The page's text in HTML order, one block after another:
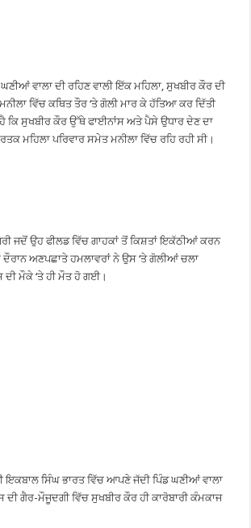
ਵਾਲਾ ਦੀ ਰਹਿਣ ਵਾਲੀ ਇੱਕ ਮਹਿਲਾ, ਸੁਖਬੀਰ ਕੌਰ ਦੀ
ਵਿੱਚ ਕਥਿਤ ਤੌਰ ‘ਤੇ ਗੋਲੀ ਮਾਰ ਕੇ ਹੱਤਿਆ ਕਰ ਦਿੱਤੀ
ਕਿ ਸੁਖਬੀਰ ਕੌਰ ਉੱਥੇ ਫਾਈਨਾਂਸ ਅਤੇ ਪੈਸੇ ਉਧਾਰ ਦੇਣ ਦਾ
ਮਹਿਲਾ ਪਰਿਵਾਰ ਸਮੇਤ ਮਨੀਲਾ ਵਿੱਚ ਰਹਿ ਰਹੀ ਸੀ।
ਜਦੋਂ ਉਹ ਫੀਲਡ ਵਿੱਚ ਗਾਹਕਾਂ ਤੋਂ ਕਿਸ਼ਤਾਂ ਇਕੱਠੀਆਂ ਕਰਨ
ਅਣਪਛਾਤੇ ਹਮਲਾਵਰਾਂ ਨੇ ਉਸ ‘ਤੇ ਗੋਲੀਆਂ ਚਲਾ
ਦੀ ਮੌਕੇ ‘ਤੇ ਹੀ ਮੌਤ ਹੋ ਗਈ।
ਇਕਬਾਲ ਸਿੰਘ ਭਾਰਤ ਵਿੱਚ ਆਪਣੇ ਜੱਦੀ ਪਿੰਡ ਘਣੀਆਂ ਵਾਲਾ
ਗੈਰ-ਮੌਜੂਦਗੀ ਵਿੱਚ ਸੁਖਬੀਰ ਕੌਰ ਹੀ ਕਾਰੋਬਾਰੀ ਕੰਮਕਾਜ